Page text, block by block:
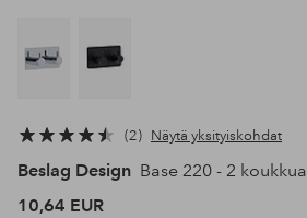
2 Näytä yksityiskohdat
Beslag Design Base 220 - 2 koukkua
10,64 EUR